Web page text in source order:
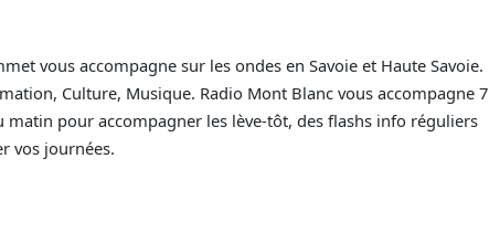
vous accompagne sur les ondes en Savoie et Haute Savoie.
Culture, Musique. Radio Mont Blanc vous accompagne 7
matin pour accompagner les lève-tôt, des flashs info réguliers
vos journées.